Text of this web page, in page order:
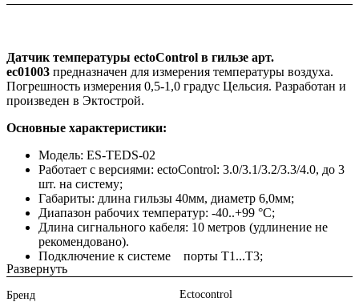
Датчик температуры ectoControl в гильзе арт.
ec01003 предназначен для измерения температуры воздуха.
Погрешность измерения 0,5-1,0 градус Цельсия. Разработан и
произведен в Эктострой.
Основные характеристики:
Модель: ES-TEDS-02
Работает с версиями: ectoControl: 3.0/3.1/3.2/3.3/4.0, до 3
шт. на систему;
Габариты: длина гильзы 40мм, диаметр 6,0мм;
Диапазон рабочих температур: -40..+99 °С;
Длина сигнального кабеля: 10 метров (удлинение не
рекомендовано).
Подключение к системе порты Т1...Т3;
Погрешность измерений: 0,5-1,0°С;
Развернуть
Бренд Ectocontrol